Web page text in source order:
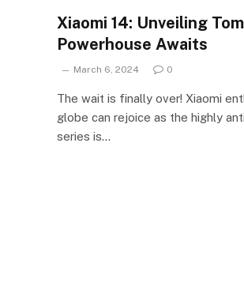
Xiaomi 14: Unveiling
Powerhouse Awaits
March 6, 2024 0
The wait is finally over! Xiaomi
globe can rejoice as the highly
series is…